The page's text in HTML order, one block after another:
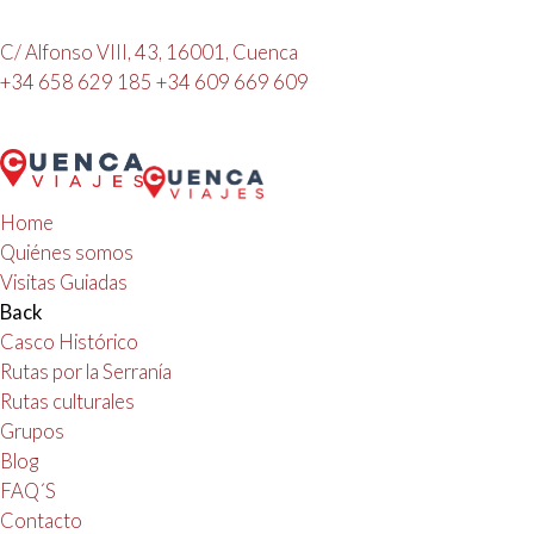
C/ Alfonso VIII, 43, 16001, Cuenca
+34 658 629 185 +34 609 669 609
Home
Quiénes somos
Visitas Guiadas
Back
Casco Histórico
Rutas por la Serranía
Rutas culturales
Grupos
Blog
FAQ´S
Contacto